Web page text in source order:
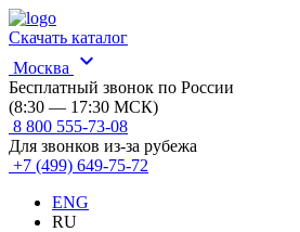
Скачать каталог
Москва
expand_more
Бесплатный звонок по России
(8:30 — 17:30 МСК)
8 800 555-73-08
Для звонков из-за рубежа
+7 (499) 649-75-72
ENG
RU